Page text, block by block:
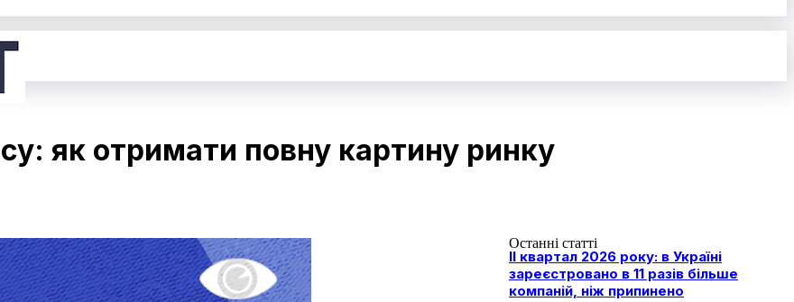
як отримати повну картину ринку
Останні статті
II квартал 2026 року: в Україні
зареєстровано в 11 разів більше
компаній, ніж припинено